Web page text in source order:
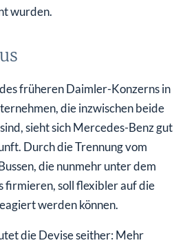
wurden.
früheren Daimler-Konzerns in
die inzwischen beide
sieht sich Mercedes-Benz gut
Durch die Trennung vom
die nunmehr unter dem
firmieren, soll flexibler auf die
werden können.
die Devise seither: Mehr